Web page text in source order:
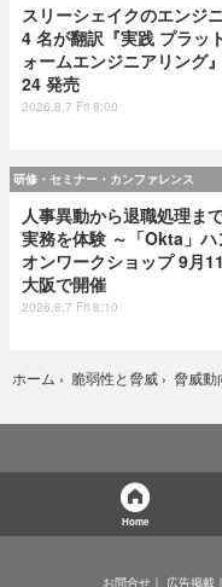
スリーシェイクのエンジ
4 名が翻訳『実践 プラッ
ォームエンジニアリング
24 発売
2026.8.7 Fri 8:00
研修・セミナー・カンファレンス
人事異動から退職処理ま
実務を体験 ～「Okta」ハ
オンワークショップ 9月
大阪で開催
2026.8.7 Fri 8:10
ホーム › 脆弱性と脅威 › 脅威動
Home
お問合せ 広告掲載